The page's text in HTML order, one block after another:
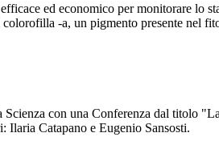
ed economico per monitorare
-a, un pigmento presente nel
con una Conferenza dal titolo
Ilaria Catapano e Eugenio Sansosti.